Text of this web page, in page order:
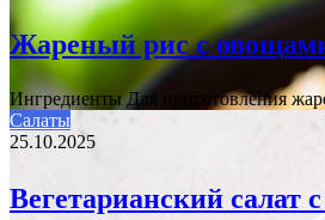
Жареный рис с
Ингредиенты Для приготовления
Салаты
25.10.2025
Вегетарианский